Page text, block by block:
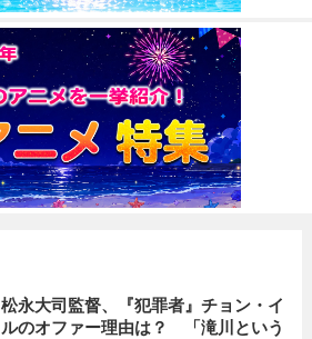
松永大司監督、『犯罪者』チョン・イ
ルのオファー理由は？ 「滝川という